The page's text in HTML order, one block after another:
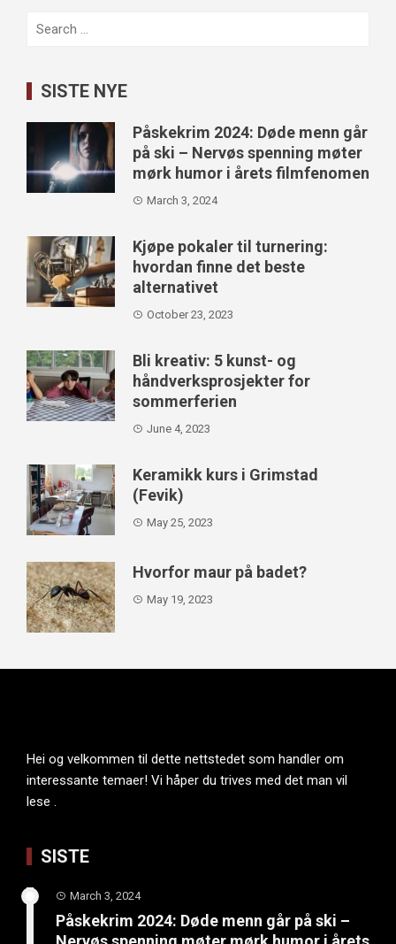
Search
SISTE NYE
Påskekrim 2024: Døde menn går
på ski – Nervøs spenning møter
mørk humor i årets filmfenomen
March 3, 2024
Kjøpe pokaler til turnering:
hvordan finne det beste
alternativet
October 23, 2023
Bli kreativ: 5 kunst- og
håndverksprosjekter for
sommerferien
June 4, 2023
Keramikk kurs i Grimstad
(Fevik)
May 25, 2023
Hvorfor maur på badet?
May 19, 2023
Hei og velkommen til dette nettstedet som handler om
interessante temaer! Vi håper du trives med det man vil
lese .
SISTE
March 3, 2024
Påskekrim 2024: Døde menn går på ski –